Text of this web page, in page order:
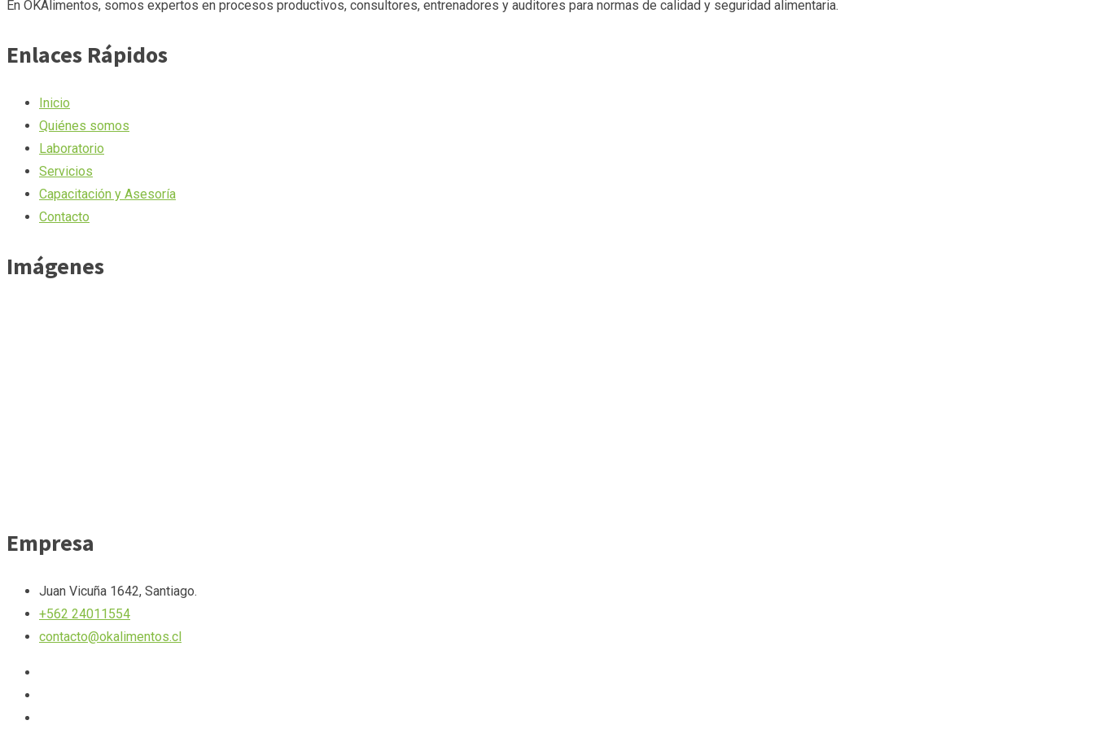
En OKAlimentos, somos expertos en procesos productivos, consultores, entrenadores y auditores para normas de calidad y seguridad alimentaria.
Enlaces Rápidos
Inicio
Quiénes somos
Laboratorio
Servicios
Capacitación y Asesoría
Contacto
Imágenes
Empresa
Juan Vicuña 1642, Santiago.
+562 24011554
contacto@okalimentos.cl